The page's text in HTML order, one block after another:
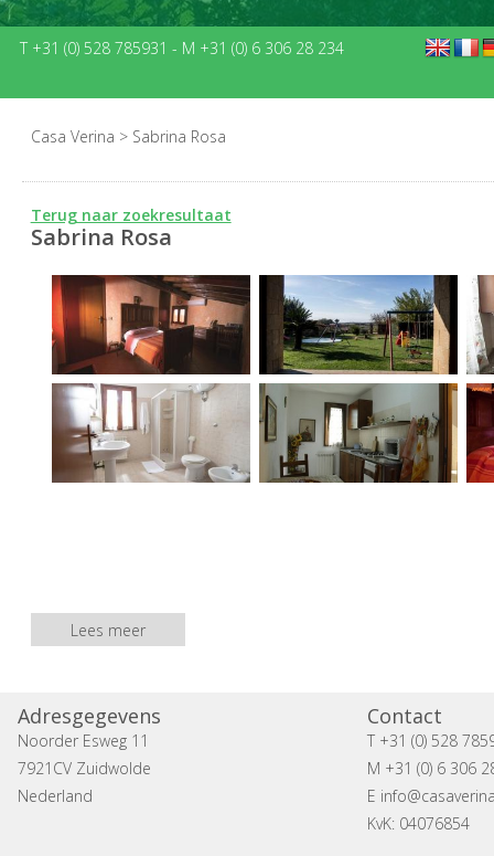
T +31 (0) 528 785931 - M +31 (0) 6 306 28 234
Casa Verina > Sabrina Rosa
Terug naar zoekresultaat
Sabrina Rosa
Lees meer
Adresgegevens
Noorder Esweg 11
7921CV Zuidwolde
Nederland
Contact
T +31 (0) 528
M +31 (0) 6 306
E
KvK: 04076854